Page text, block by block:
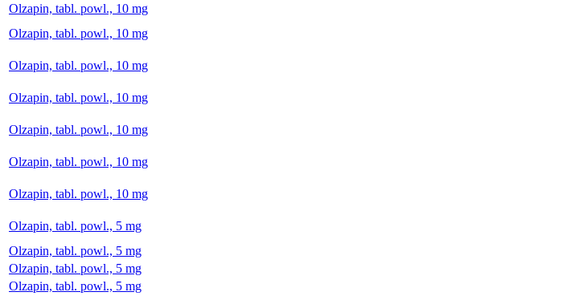
Olzapin, tabl. powl., 10 mg
Olzapin, tabl. powl., 10 mg
Olzapin, tabl. powl., 10 mg
Olzapin, tabl. powl., 10 mg
Olzapin, tabl. powl., 10 mg
Olzapin, tabl. powl., 10 mg
Olzapin, tabl. powl., 10 mg
Olzapin, tabl. powl., 5 mg
Olzapin, tabl. powl., 5 mg
Olzapin, tabl. powl., 5 mg
Olzapin, tabl. powl., 5 mg